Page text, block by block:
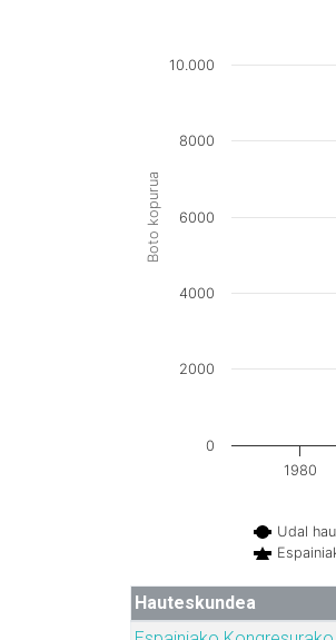
Boto kopurua
Udal
1980
0
2000
4000
6000
8000
10.000
Hauteskundea